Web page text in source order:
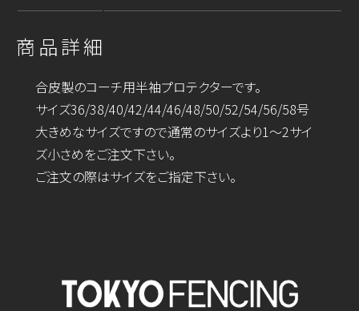
商品詳細
合皮製のコーチ用半袖プロテクターです。
サイズ36/38/40/42/44/46/48/50/52/54/56/58号
大きめなサイズですので通常のサイズより1～2サイ
ズ小さめをご注文下さい。
ご注文の際はサイズをご指定下さい。